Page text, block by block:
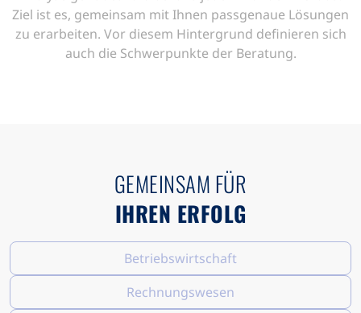
Ziel ist es, gemeinsam mit Ihnen passgenaue Lösungen
zu erarbeiten. Vor diesem Hintergrund definieren sich
auch die Schwerpunkte der Beratung.
GEMEINSAM FÜR
IHREN ERFOLG
Betriebswirtschaft
Rechnungswesen